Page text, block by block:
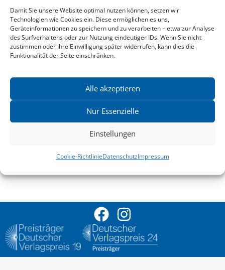
Damit Sie unsere Website optimal nutzen können, setzen wir
Technologien wie Cookies ein. Diese ermöglichen es uns,
Geräteinformationen zu speichern und zu verarbeiten – etwa zur Analyse
des Surfverhaltens oder zur Nutzung eindeutiger IDs. Wenn Sie nicht
zustimmen oder Ihre Einwilligung später widerrufen, kann dies die
Funktionalität der Seite einschränken.
Alle akzeptieren
Nur Essenzielle
Einstellungen
Cookie-RichtlinieDatenschutzImpressum
Mehr über Marion
Tauschwitz
Alle Events
EVENT TEILEN
VERANSTALTUNGSORT
Anna-Seghers-Gedenkstätte